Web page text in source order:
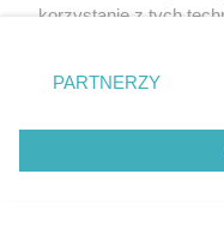
korzystanie z tych
zmienić/wycofać
znajdujący się w
rodzaje przetwarzania
użytkownika, ale
przetwarzaniu.
PARTNERZY